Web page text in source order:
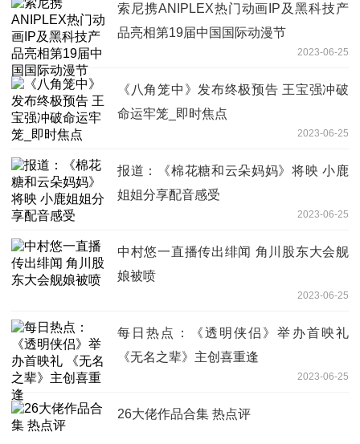
索尼携ANIPLEX热门动画IP及黑科技产
品亮相第19届中国国际动漫节
2023-06-25
《八角笼中》发布终极预告 王宝强冲破
命运牢笼_即时焦点
2023-06-25
报道：《棉花糖和云朵妈妈》将映 小鹿
姐姐分享配音感受
2023-06-25
中村悠一直播传出绯闻 角川股东大会舰
娘被喷
2023-06-25
每日热点：《透明侠侣》举办首映礼
《无名之辈》主创喜重逢
2023-06-25
26大佬作品合集 热点评